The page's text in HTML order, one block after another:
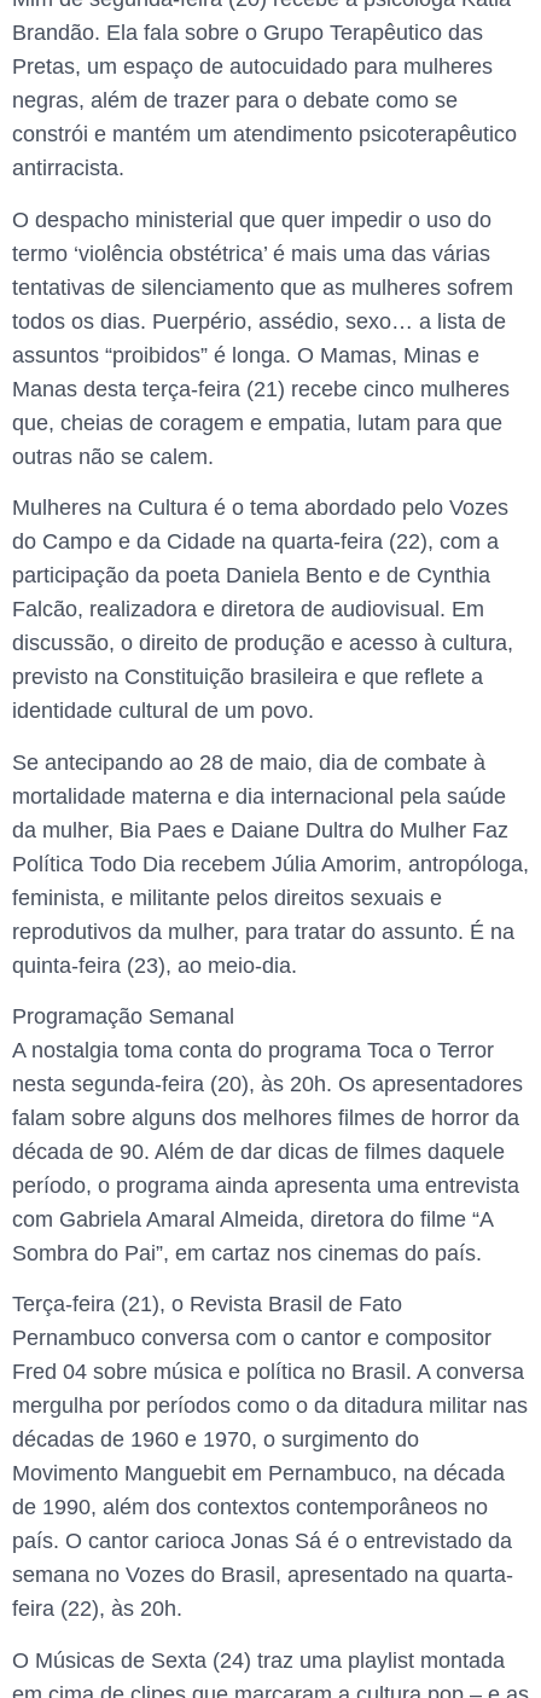
Brandão. Ela fala sobre o Grupo Terapêutico das
Pretas, um espaço de autocuidado para mulheres
negras, além de trazer para o debate como se
constrói e mantém um atendimento psicoterapêutico
antirracista.
O despacho ministerial que quer impedir o uso do
termo ‘violência obstétrica’ é mais uma das várias
tentativas de silenciamento que as mulheres sofrem
todos os dias. Puerpério, assédio, sexo… a lista de
assuntos “proibidos” é longa. O Mamas, Minas e
Manas desta terça-feira (21) recebe cinco mulheres
que, cheias de coragem e empatia, lutam para que
outras não se calem.
Mulheres na Cultura é o tema abordado pelo Vozes
do Campo e da Cidade na quarta-feira (22), com a
participação da poeta Daniela Bento e de Cynthia
Falcão, realizadora e diretora de audiovisual. Em
discussão, o direito de produção e acesso à cultura,
previsto na Constituição brasileira e que reflete a
identidade cultural de um povo.
Se antecipando ao 28 de maio, dia de combate à
mortalidade materna e dia internacional pela saúde
da mulher, Bia Paes e Daiane Dultra do Mulher Faz
Política Todo Dia recebem Júlia Amorim, antropóloga,
feminista, e militante pelos direitos sexuais e
reprodutivos da mulher, para tratar do assunto. É na
quinta-feira (23), ao meio-dia.
Programação Semanal
A nostalgia toma conta do programa Toca o Terror
nesta segunda-feira (20), às 20h. Os apresentadores
falam sobre alguns dos melhores filmes de horror da
década de 90. Além de dar dicas de filmes daquele
período, o programa ainda apresenta uma entrevista
com Gabriela Amaral Almeida, diretora do filme “A
Sombra do Pai”, em cartaz nos cinemas do país.
Terça-feira (21), o Revista Brasil de Fato
Pernambuco conversa com o cantor e compositor
Fred 04 sobre música e política no Brasil. A conversa
mergulha por períodos como o da ditadura militar nas
décadas de 1960 e 1970, o surgimento do
Movimento Manguebit em Pernambuco, na década
de 1990, além dos contextos contemporâneos no
país. O cantor carioca Jonas Sá é o entrevistado da
semana no Vozes do Brasil, apresentado na quarta-
feira (22), às 20h.
O Músicas de Sexta (24) traz uma playlist montada